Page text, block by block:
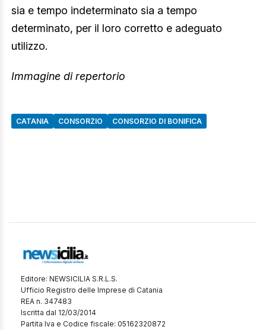
sia e tempo indeterminato sia a tempo
determinato, per il loro corretto e adeguato
utilizzo.
Immagine di repertorio
CATANIA CONSORZIO CONSORZIO DI BONIFICA
Editore: NEWSICILIA S.R.L.S.
Ufficio Registro delle Imprese di Catania
REA n. 347483
Iscritta dal 12/03/2014
Partita Iva e Codice fiscale: 05162320872